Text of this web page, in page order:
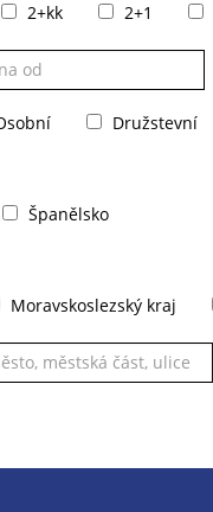
2+kk 2+1
Družstevní
Španělsko
Moravskoslezský kraj